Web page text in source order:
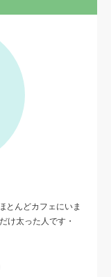
とんどカフェにいま
け太った人です・